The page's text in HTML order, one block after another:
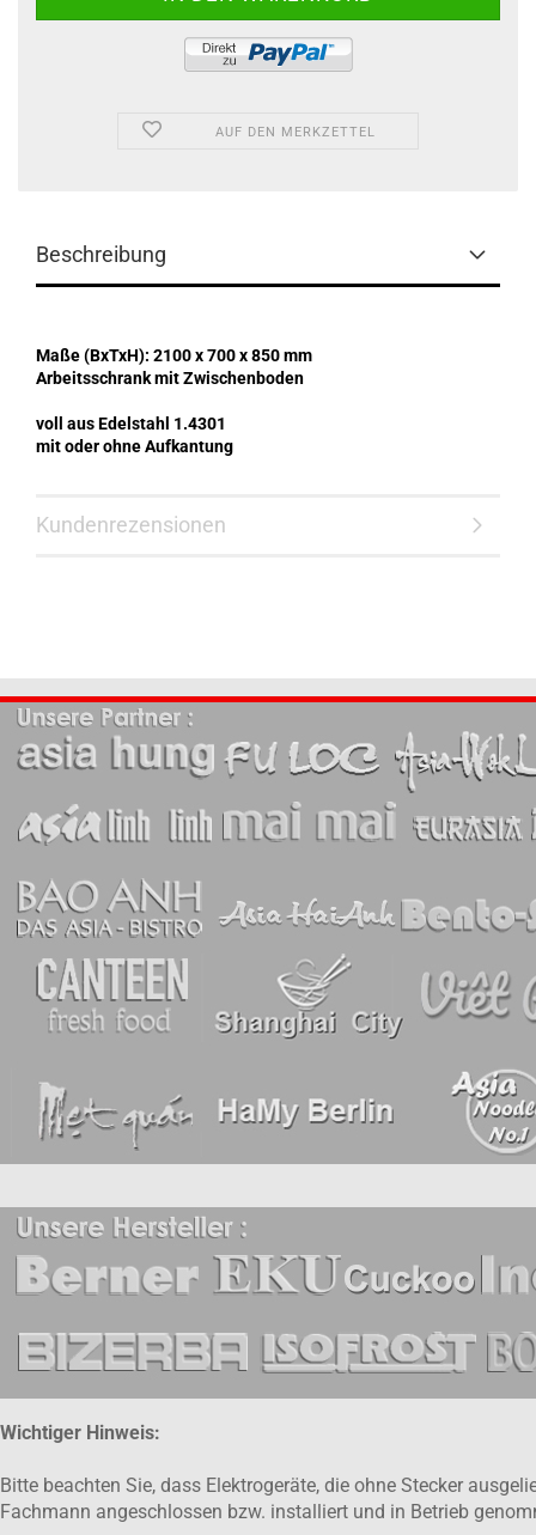
AUF DEN MERKZETTEL
Beschreibung
Maße (BxTxH): 2100 x 700 x 850 mm
Arbeitsschrank mit Zwischenboden
voll aus Edelstahl 1.4301
mit oder ohne Aufkantung
Kundenrezensionen
Wichtiger Hinweis:
Bitte beachten Sie, dass Elektrogeräte, die ohne Stecker
Fachmann angeschlossen bzw. installiert und in Betrieb